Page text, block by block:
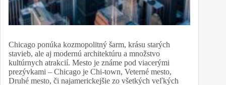
Chicago ponúka kozmopolitný šarm, krásu starých
stavieb, ale aj modernú architektúru a množstvo
kultúrnych atrakcií. Mesto je známe pod viacerými
prezývkami – Chicago je Chi-town, Veterné mesto,
Druhé mesto, či najamerickejšie zo všetkých veľkých